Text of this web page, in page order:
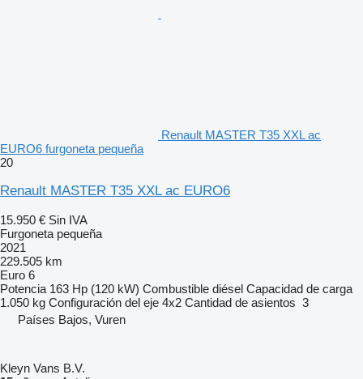
Renault MASTER T35 XXL ac
EURO6 furgoneta pequeña
20
Renault MASTER T35 XXL ac EURO6
15.950 € Sin IVA
Furgoneta pequeña
2021
229.505 km
Euro 6
Potencia 163 Hp (120 kW) Combustible diésel Capacidad de carga
1.050 kg Configuración del eje 4x2 Cantidad de asientos 3
Países Bajos, Vuren
Kleyn Vans B.V.